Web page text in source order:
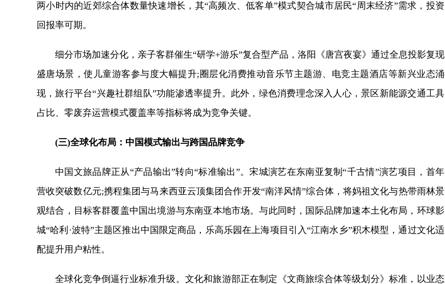
两小时内的近郊综合体数量快速增长，其“高频次、低客单”模式契合城市居民“周末经济”需求，投资
回报率可期。
细分市场加速分化，亲子客群催生“研学+游乐”复合型产品，洛阳《唐宫夜宴》通过全息投影复现
盛唐场景，使儿童游客参与度大幅提升;圈层化消费推动音乐节主题游、电竞主题酒店等新兴业态涌
现，旅行平台“兴趣社群组队”功能渗透率提升。此外，绿色消费理念深入人心，景区新能源交通工具
占比、零废弃运营模式覆盖率等指标将成为竞争关键。
(三)全球化布局：中国模式输出与跨国品牌竞争
中国文旅品牌正从“产品输出”转向“标准输出”。宋城演艺在东南亚复制“千古情”演艺项目，首年
营收突破数亿元;携程集团与马来西亚云顶集团合作开发“南洋风情”综合体，将妈祖文化与热带雨林景
观结合，目标客群覆盖中国出境游与东南亚本地市场。与此同时，国际品牌加速本土化布局，环球影
城“哈利·波特”主题区推出中国限定商品，乐高乐园在上海项目引入“江南水乡”积木模型，通过文化适
配提升用户粘性。
全球化竞争倒逼行业标准升级。文化和旅游部正在制定《文商旅综合体等级划分》标准，以业态